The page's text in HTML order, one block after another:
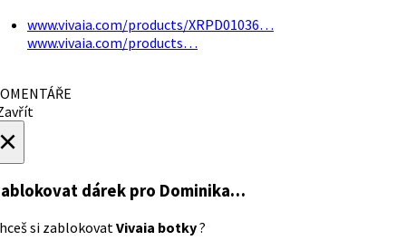
www.vivaia.com/products/XRPD01036…
www.vivaia.com/products…
dárek pro Dominika…
si zablokovatVivaia botky?